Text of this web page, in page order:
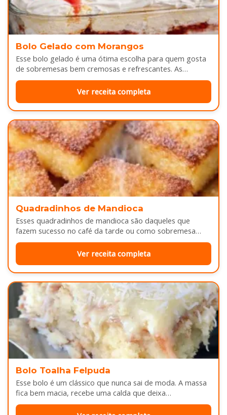
Bolo Gelado com Morangos
Esse bolo gelado é uma ótima escolha para quem gosta
de sobremesas bem cremosas e refrescantes. As
camadas de massa…
Ver receita completa
Quadradinhos de Mandioca
Esses quadradinhos de mandioca são daqueles que
fazem sucesso no café da tarde ou como sobremesa
depois do almoço. Por…
Ver receita completa
Bolo Toalha Felpuda
Esse bolo é um clássico que nunca sai de moda. A massa
fica bem macia, recebe uma calda que deixa…